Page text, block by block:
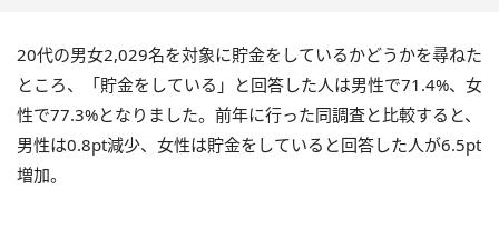
20代の男女2,029名を対象に貯金をしているかどうかを尋ねた
ところ、「貯金をしている」と回答した人は男性で71.4%、女
性で77.3%となりました。前年に行った同調査と比較すると、
男性は0.8pt減少、女性は貯金をしていると回答した人が6.5pt
増加。